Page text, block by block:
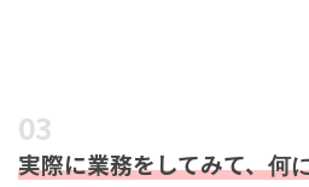
実際に業務をしてみて、何